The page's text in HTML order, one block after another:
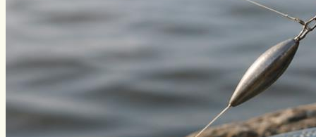
Снасти
Спиннинг
Блесна
Воблеры
Поплавок
Виды ловли